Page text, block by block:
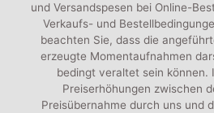
und Versandspesen bei Online-
Verkaufs- und
beachten Sie, dass die
erzeugte Momentaufnahmen
bedingt veraltet sein können.
Preiserhöhungen zwischen
Preisübernahme durch uns und